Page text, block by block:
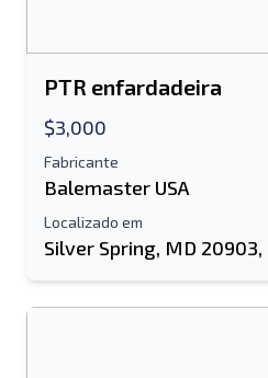
PTR enfardadeira
$3,000
Fabricante
Balemaster USA
Localizado em
Silver Spring, MD 20903,